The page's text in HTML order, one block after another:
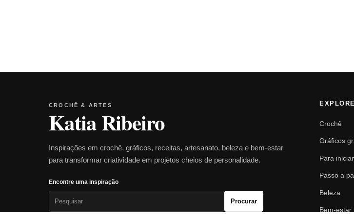
CROCHÊ & ARTES
Katia Ribeiro
Inspirações em crochê, gráficos, receitas, artesanato, beleza e bem-estar
para transformar criatividade em projetos cheios de personalidade.
Encontre uma inspiração
Procurar
EXPLORE
Crochê
Gráficos
Para
Passo a
Beleza
Bem-estar